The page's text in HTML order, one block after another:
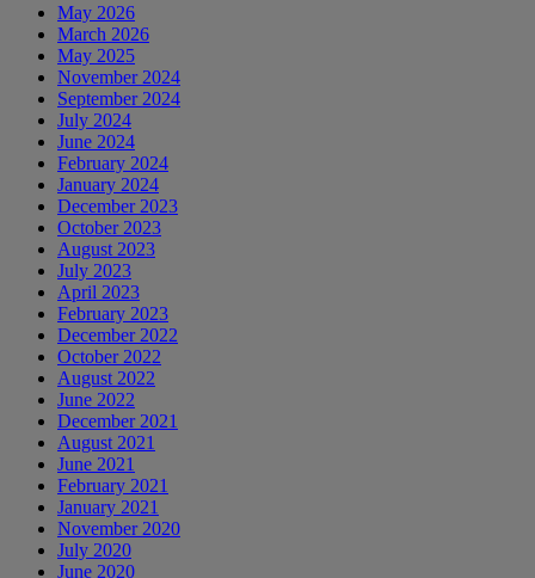
May 2026
March 2026
May 2025
November 2024
September 2024
July 2024
June 2024
February 2024
January 2024
December 2023
October 2023
August 2023
July 2023
April 2023
February 2023
December 2022
October 2022
August 2022
June 2022
December 2021
August 2021
June 2021
February 2021
January 2021
November 2020
July 2020
June 2020